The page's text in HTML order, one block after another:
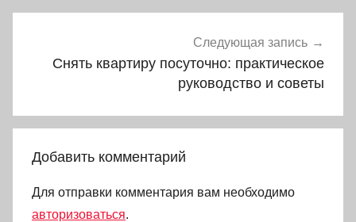
Следующая запись
Снять квартиру посуточно: практическое
руководство и советы
Добавить комментарий
Для отправки комментария вам необходимо
авторизоваться.